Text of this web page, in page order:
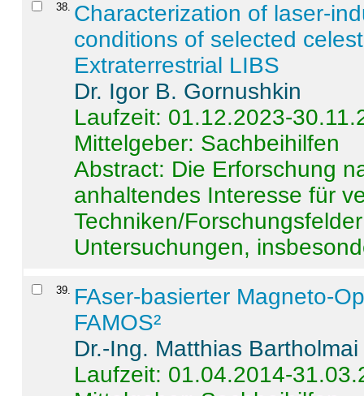
38. Characterization of laser-
conditions of selected
Extraterrestrial LIBS
Dr. Igor B. Gornushkin
Laufzeit: 01.12.2023-
Mittelgeber: Sachbeihilfen
Abstract: Die Erforschung
anhaltendes Interesse für
Techniken/
Untersuchungen,
39. FAser-basierter Magneto-
FAMOS²
Dr.-Ing. Matthias Bartholmai
Laufzeit: 01.04.2014-